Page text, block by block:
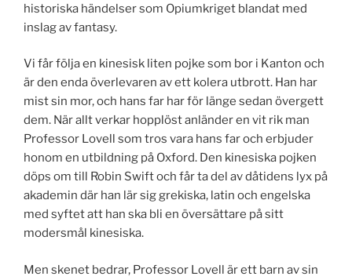
historiska händelser som Opiumkriget blandat med
inslag av fantasy.
Vi får följa en kinesisk liten pojke som bor i Kanton och
är den enda överlevaren av ett kolera utbrott. Han har
mist sin mor, och hans far har för länge sedan övergett
dem. När allt verkar hopplöst anländer en vit rik man
Professor Lovell som tros vara hans far och erbjuder
honom en utbildning på Oxford. Den kinesiska pojken
döps om till Robin Swift och får ta del av dåtidens lyx på
akademin där han lär sig grekiska, latin och engelska
med syftet att han ska bli en översättare på sitt
modersmål kinesiska.
Men skenet bedrar, Professor Lovell är ett barn av sin